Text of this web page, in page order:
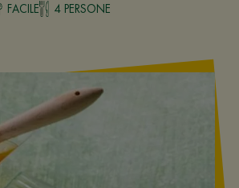
FACILE 4 PERSONE